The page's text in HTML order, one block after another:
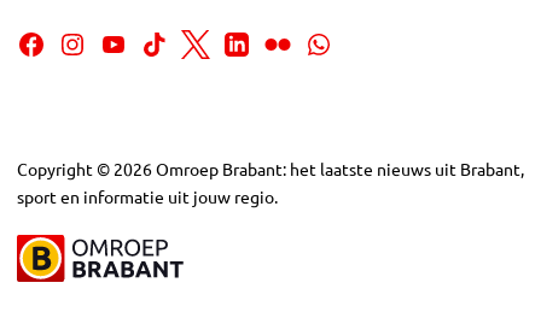
Copyright © 2026Omroep Brabant: het laatste nieuws uit Brabant,
sport en informatie uit jouw regio.